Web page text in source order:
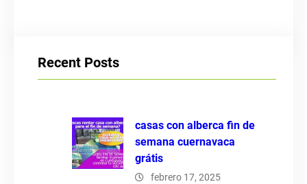
Recent Posts
casas con alberca fin de
semana cuernavaca
grátis
febrero 17, 2025